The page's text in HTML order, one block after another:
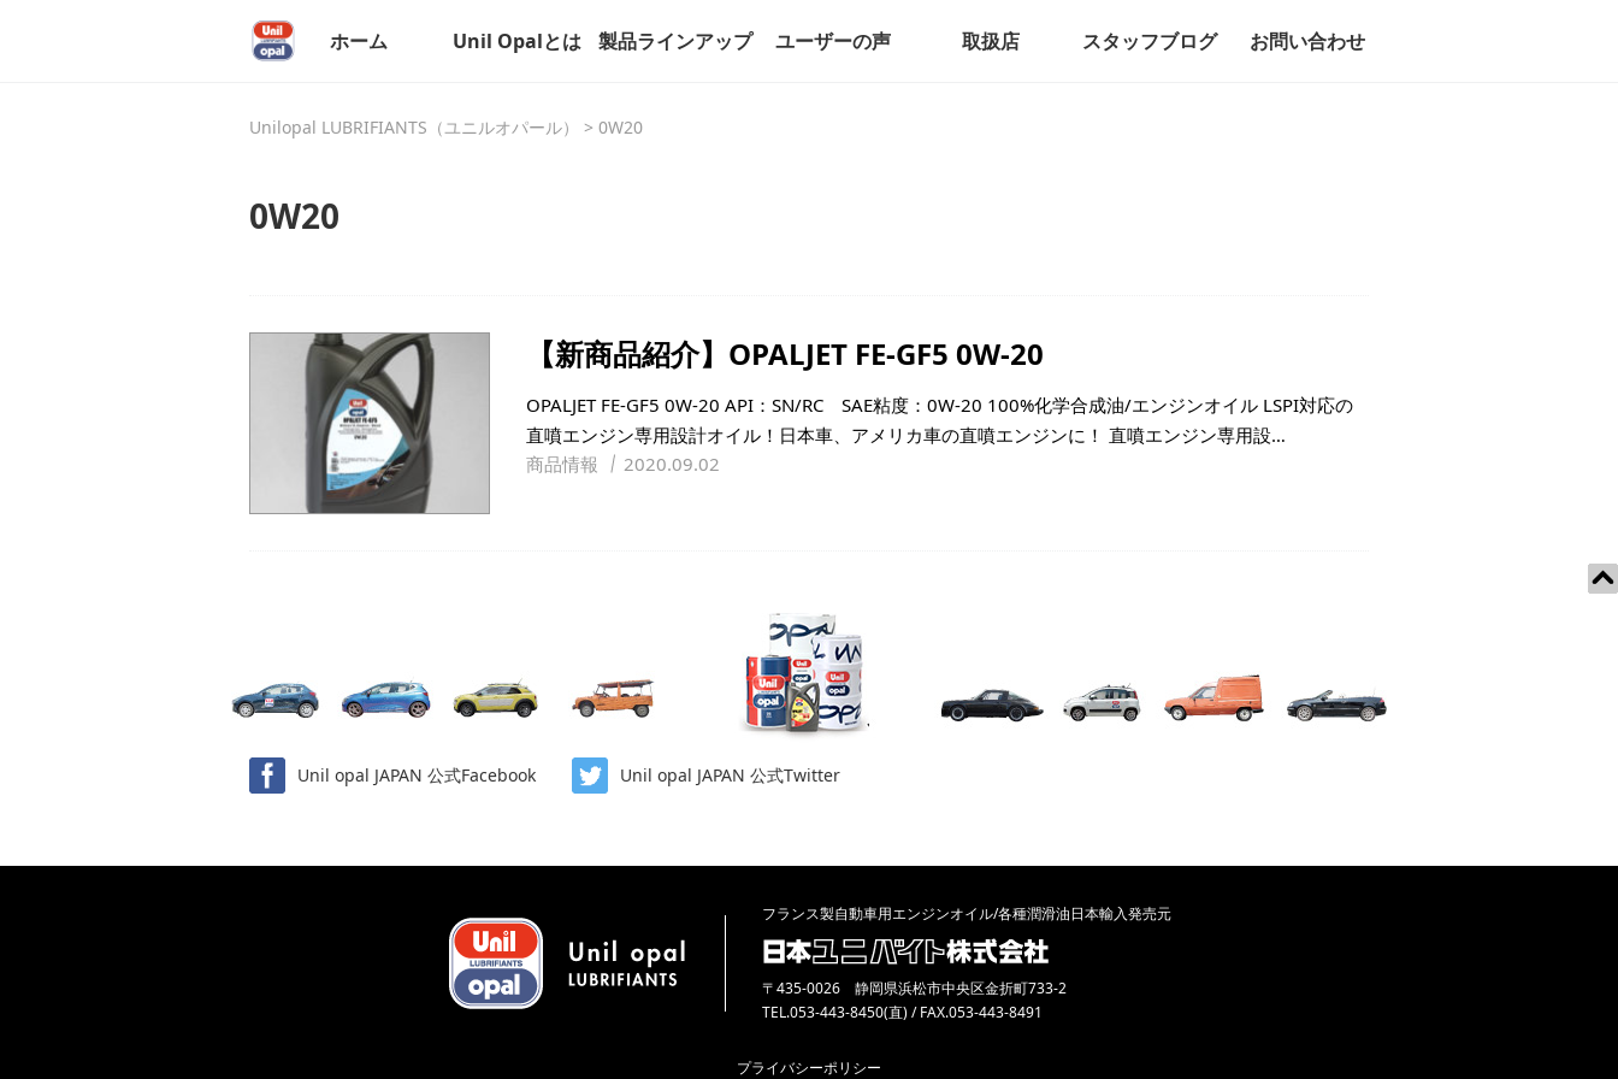
ホーム Unil Opalとは 製品ラインアップ ユーザーの声 取扱店 スタッフブログ お問い合わせ
Unilopal LUBRIFIANTS（ユニルオパール） > 0W20
0W20
【新商品紹介】OPALJET FE-GF5 0W-20
OPALJET FE-GF5 0W-20 API：SN/RC SAE粘度：0W-20 100%化学合成油/エンジンオイル LSPI対応の
直噴エンジン専用設計オイル！日本車、アメリカ車の直噴エンジンに！ 直噴エンジン専用設…
商品情報
2020.09.02
Unil opal JAPAN 公式Facebook Unil opal JAPAN 公式Twitter
フランス製自動車用エンジンオイル/各種潤滑油日本輸入発売元
〒435-0026 静岡県浜松市中央区金折町733-2
TEL.053-443-8450(直) / FAX.053-443-8491
プライバシーポリシー